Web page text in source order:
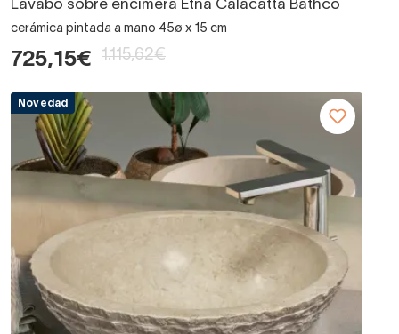
Lavabo sobre encimera Etna Calacatta Bathco
cerámica pintada a mano 45ø x 15 cm
725,15€ 1.115,62€
Novedad